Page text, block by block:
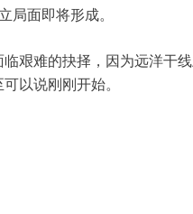
局面即将形成。
艰难的抉择，因为远洋干
以说刚刚开始。